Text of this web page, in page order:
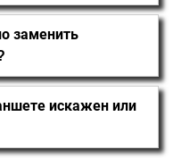
заменить
искажен или